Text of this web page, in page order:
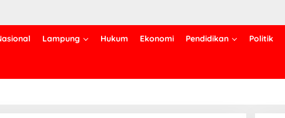
Lampung Hukum Ekonomi Pendidikan Politik